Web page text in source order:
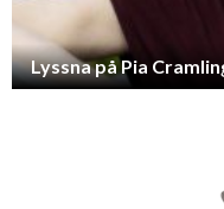
Lyssna på Pia